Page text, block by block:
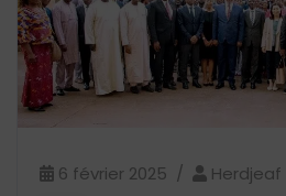
6 février 2025 Herdjeaf